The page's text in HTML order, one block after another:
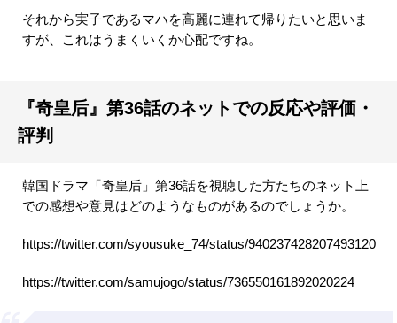
それから実子であるマハを高麗に連れて帰りたいと思いま
すが、これはうまくいくか心配ですね。
『奇皇后』第36話のネットでの反応や評価・
評判
韓国ドラマ「奇皇后」第36話を視聴した方たちのネット上
での感想や意見はどのようなものがあるのでしょうか。
https://twitter.com/syousuke_74/status/940237428207493120
https://twitter.com/samujogo/status/736550161892020224